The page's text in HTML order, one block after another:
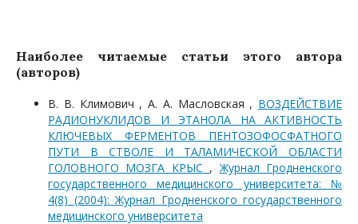
Наиболее читаемые статьи этого автора
(авторов)
В. В. Климович , А. А. Масловская , ВОЗДЕЙСТВИЕ
РАДИОНУКЛИДОВ И ЭТАНОЛА НА АКТИВНОСТЬ
КЛЮЧЕВЫХ ФЕРМЕНТОВ ПЕНТОЗОФОСФАТНОГО
ПУТИ В СТВОЛЕ И ТАЛАМИЧЕСКОЙ ОБЛАСТИ
ГОЛОВНОГО МОЗГА КРЫС ,Журнал Гродненского
государственного медицинского университета: №
4(8) (2004): Журнал Гродненского государственного
медицинского университета